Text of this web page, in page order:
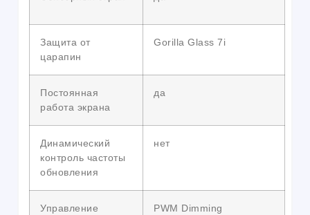
Защита от
царапин
Gorilla Glass 7i
Постоянная
работа экрана
да
Динамический
контроль частоты
обновления
нет
Управление
PWM Dimming